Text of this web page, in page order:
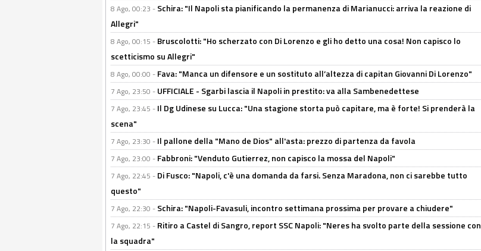
8 Ago, 00:23 - Schira: "Il Napoli sta pianificando la permanenza di Marianucci: arriva la reazione di
Allegri"
8 Ago, 00:15 - Bruscolotti: "Ho scherzato con Di Lorenzo e gli ho detto una cosa! Non capisco lo
scetticismo su Allegri"
8 Ago, 00:00 - Fava: "Manca un difensore e un sostituto all’altezza di capitan Giovanni Di Lorenzo"
7 Ago, 23:50 - UFFICIALE - Sgarbi lascia il Napoli in prestito: va alla Sambenedettese
7 Ago, 23:45 - Il Dg Udinese su Lucca: "Una stagione storta può capitare, ma è forte! Si prenderà la
scena"
7 Ago, 23:30 - Il pallone della "Mano de Dios" all'asta: prezzo di partenza da favola
7 Ago, 23:00 - Fabbroni: "Venduto Gutierrez, non capisco la mossa del Napoli"
7 Ago, 22:45 - Di Fusco: "Napoli, c'è una domanda da farsi. Senza Maradona, non ci sarebbe tutto
questo"
7 Ago, 22:30 - Schira: "Napoli-Favasuli, incontro settimana prossima per provare a chiudere"
7 Ago, 22:15 - Ritiro a Castel di Sangro, report SSC Napoli: "Neres ha svolto parte della sessione con
la squadra"